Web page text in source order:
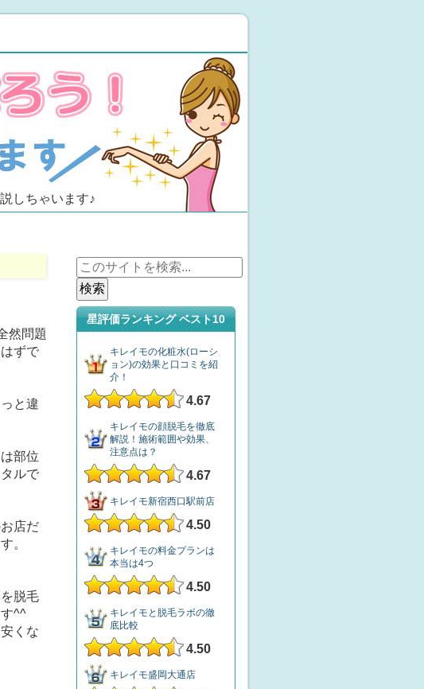
しちゃいます♪
然問題
ずで
と違
部位
ルで
店だ
。
脱毛
^^
くな
星評価ランキング ベスト10
キレイモの化粧水(ローシ
ョン)の効果と口コミを紹
介！
4.67
キレイモの顔脱毛を徹底
解説！施術範囲や効果、
注意点は？
4.67
キレイモ新宿西口駅前店
4.50
キレイモの料金プランは
本当は4つ
4.50
キレイモと脱毛ラボの徹
底比較
4.50
キレイモ盛岡大通店